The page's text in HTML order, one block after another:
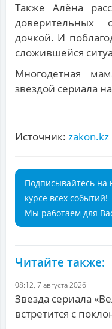
Также Алёна
доверительных
дочкой. И
сложившейся
Многодетная
звездой сериала
Источник: zakon.kz
Подписывайтесь на
курсе всех событий!
Мы работаем для
Читайте также:
08:12, 7 августа 2026
Звезда сериала
встретится с